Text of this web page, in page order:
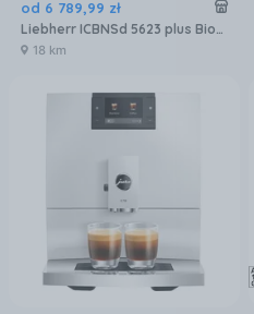
od 6 789,99 zł
Liebherr ICBNSd 5623 plus BioFresh NoFrost
18 km